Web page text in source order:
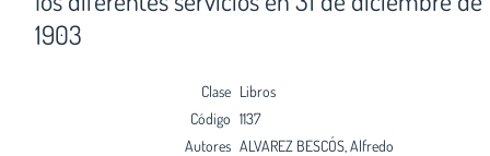
1903
Clase Libros
Código 1137
Autores ALVAREZ BESCÓS, Alfredo